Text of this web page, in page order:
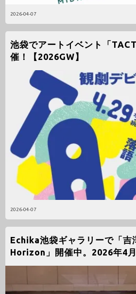
2026-04-07
2026-04-07
池袋でアートイベント「
催！【2026GW】
Echika池袋ギャラリーで「吉
Horizon」開催中。2026年4